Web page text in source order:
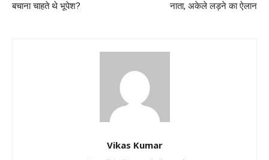
बचाना चाहते थे भूपेश?
नाता, अकेले लड़ने का ऐलान
Vikas Kumar